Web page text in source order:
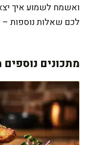
ואשמח לשמוע איך
לכם שאלות נוספות –
מתכונים